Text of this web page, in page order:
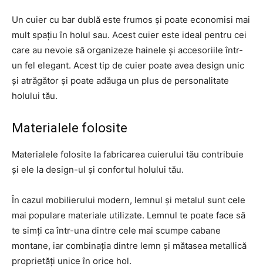
Un cuier cu bar dublă este frumos și poate economisi mai
mult spațiu în holul sau. Acest cuier este ideal pentru cei
care au nevoie să organizeze hainele și accesoriile într-
un fel elegant. Acest tip de cuier poate avea design unic
și atrăgător și poate adăuga un plus de personalitate
holului tău.
Materialele folosite
Materialele folosite la fabricarea cuierului tău contribuie
și ele la design-ul și confortul holului tău.
În cazul mobilierului modern, lemnul și metalul sunt cele
mai populare materiale utilizate. Lemnul te poate face să
te simți ca într-una dintre cele mai scumpe cabane
montane, iar combinația dintre lemn și mătasea metallică
proprietăți unice în orice hol.